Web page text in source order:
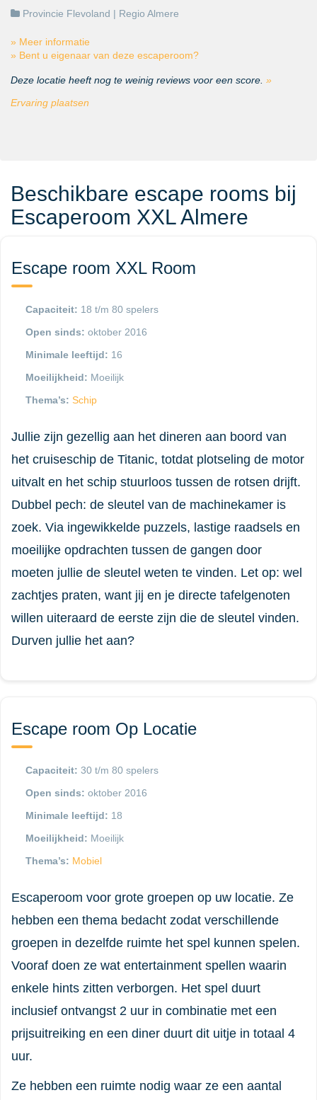
Provincie Flevoland | Regio Almere
» Meer informatie
» Bent u eigenaar van deze escaperoom?
Deze locatie heeft nog te weinig reviews voor een score. »
Ervaring plaatsen
Beschikbare escape rooms bij
Escaperoom XXL Almere
Escape room XXL Room
Capaciteit: 18 t/m 80 spelers
Open sinds: oktober 2016
Minimale leeftijd: 16
Moeilijkheid: Moeilijk
Thema’s: Schip
Jullie zijn gezellig aan het dineren aan boord van
het cruiseschip de Titanic, totdat plotseling de motor
uitvalt en het schip stuurloos tussen de rotsen drijft.
Dubbel pech: de sleutel van de machinekamer is
zoek. Via ingewikkelde puzzels, lastige raadsels en
moeilijke opdrachten tussen de gangen door
moeten jullie de sleutel weten te vinden. Let op: wel
zachtjes praten, want jij en je directe tafelgenoten
willen uiteraard de eerste zijn die de sleutel vinden.
Durven jullie het aan?
Escape room Op Locatie
Capaciteit: 30 t/m 80 spelers
Open sinds: oktober 2016
Minimale leeftijd: 18
Moeilijkheid: Moeilijk
Thema’s: Mobiel
Escaperoom voor grote groepen op uw locatie. Ze
hebben een thema bedacht zodat verschillende
groepen in dezelfde ruimte het spel kunnen spelen.
Vooraf doen ze wat entertainment spellen waarin
enkele hints zitten verborgen. Het spel duurt
inclusief ontvangst 2 uur in combinatie met een
prijsuitreiking en een diner duurt dit uitje in totaal 4
uur.
Ze hebben een ruimte nodig waar ze een aantal